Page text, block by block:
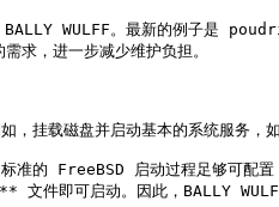
WULFF。最新的例子是
求，进一步减少维护负担。
，挂载磁盘并启动基本的系统服务，如
准的 FreeBSD 启动过程足够可
可启动。因此，BALLY WULFF